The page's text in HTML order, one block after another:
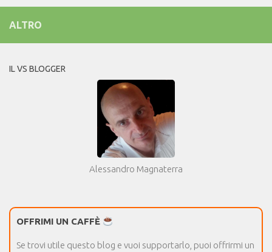
ALTRO
IL VS BLOGGER
Alessandro Magnaterra
OFFRIMI UN CAFFÈ
Se trovi utile questo blog e vuoi supportarlo, puoi offrirmi un